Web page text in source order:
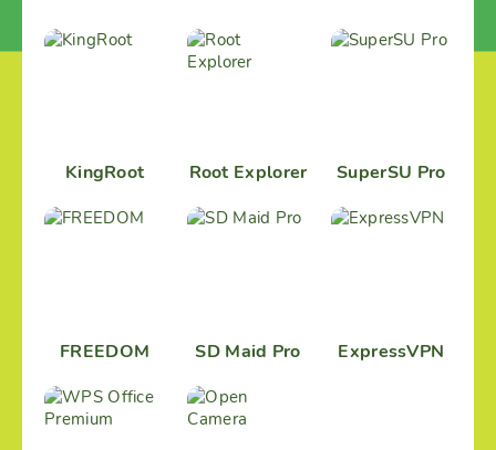
KingRoot Root Explorer SuperSU Pro
FREEDOM SD Maid Pro ExpressVPN